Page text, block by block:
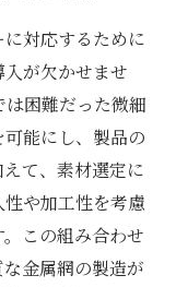
対応するために
が欠かせませ
困難だった微細
能にし、製品の
て、素材選定に
や加工性を考慮
この組み合わせ
金属網の製造が